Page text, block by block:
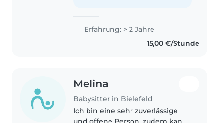
Erfahrung: > 2 Jahre
15,00 €/Stunde
Melina
Babysitter in Bielefeld
Ich bin eine sehr zuverlässige
und offene Person, zudem kann